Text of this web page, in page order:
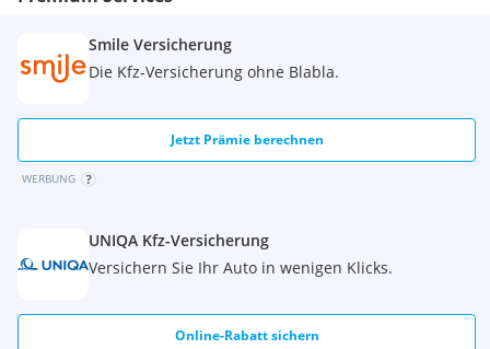
Smile Versicherung
Die Kfz-Versicherung ohne Blabla.
Jetzt Prämie berechnen
WERBUNG
UNIQA Kfz-Versicherung
Versichern Sie Ihr Auto in wenigen Klicks.
Online-Rabatt sichern